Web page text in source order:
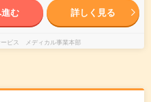
む 詳しく見る
ビス メディカル事業本部